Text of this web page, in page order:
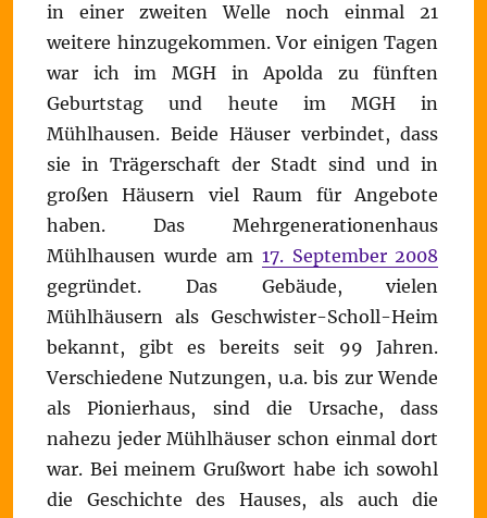
in einer zweiten Welle noch einmal 21
weitere hinzugekommen. Vor einigen Tagen
war ich im MGH in Apolda zu fünften
Geburtstag und heute im MGH in
Mühlhausen. Beide Häuser verbindet, dass
sie in Trägerschaft der Stadt sind und in
großen Häusern viel Raum für Angebote
haben. Das Mehrgenerationenhaus
Mühlhausen wurde am 17. September 2008
gegründet. Das Gebäude, vielen
Mühlhäusern als Geschwister-Scholl-Heim
bekannt, gibt es bereits seit 99 Jahren.
Verschiedene Nutzungen, u.a. bis zur Wende
als Pionierhaus, sind die Ursache, dass
nahezu jeder Mühlhäuser schon einmal dort
war. Bei meinem Grußwort habe ich sowohl
die Geschichte des Hauses, als auch die